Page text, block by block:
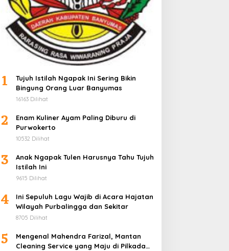
1
Tujuh Istilah Ngapak Ini Sering Bikin
Bingung Orang Luar Banyumas
16163 Dilihat
2
Enam Kuliner Ayam Paling Diburu di
Purwokerto
10532 Dilihat
3
Anak Ngapak Tulen Harusnya Tahu Tujuh
Istilah Ini
9615 Dilihat
4
Ini Sepuluh Lagu Wajib di Acara Hajatan
Wilayah Purbalingga dan Sekitar
8705 Dilihat
5
Mengenal Mahendra Farizal, Mantan
Cleaning Service yang Maju di Pilkada